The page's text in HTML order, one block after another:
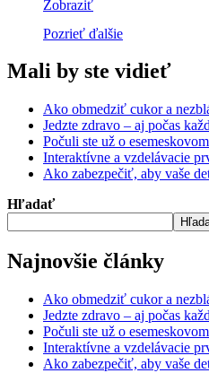
Zobraziť
Pozrieť ďalšie
Mali by ste vidieť
Ako obmedziť cukor a
Jedzte zdravo – aj počas
Počuli ste už o
Interaktívne a vzdelávacie
Ako zabezpečiť, aby vaše
Hľadať
Najnovšie články
Ako obmedziť cukor a
Jedzte zdravo – aj počas
Počuli ste už o
Interaktívne a vzdelávacie
Ako zabezpečiť, aby vaše